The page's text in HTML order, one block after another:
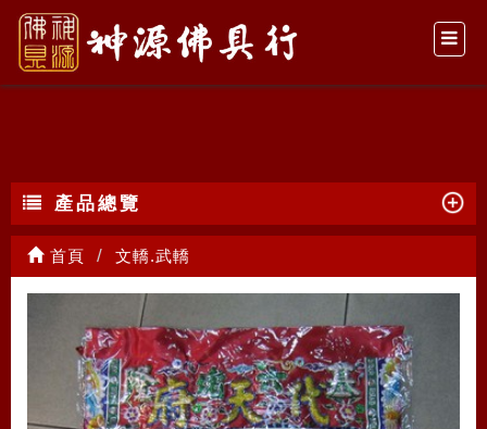
文轎.武轎
產品總覽
首頁 文轎.武轎